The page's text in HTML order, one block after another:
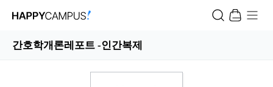
간호학개론레포트 -인간복제